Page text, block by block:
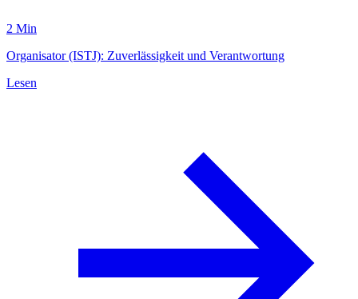
2 Min
Organisator (ISTJ): Zuverlässigkeit und Verantwortung
Lesen